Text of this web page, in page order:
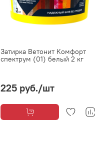
Затирка Ветонит Комфорт
спектрум (01) белый 2 кг
225 руб./шт